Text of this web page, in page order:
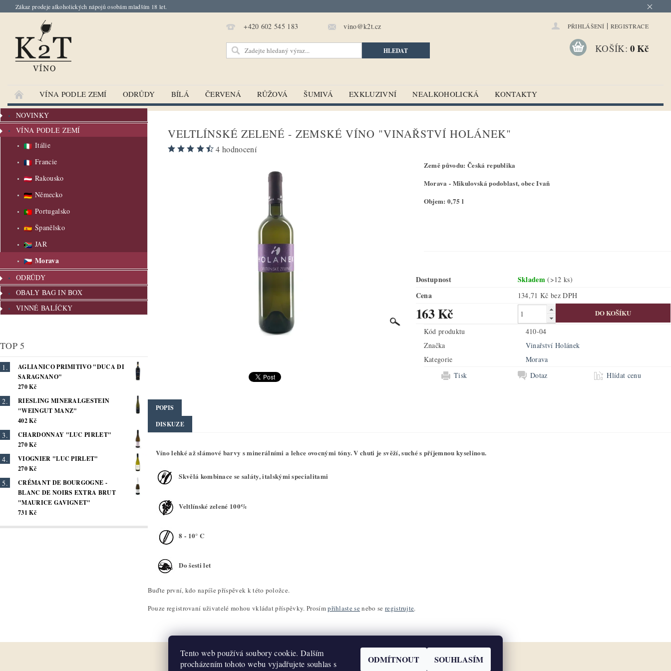
Zákaz prodeje alkoholických nápojů osobám mladším 18 let.
+420 602 545 183 vino@k2t.cz PŘIHLÁŠENÍ | REGISTRACE
KOŠÍK: 0 Kč
VÍNA PODLE ZEMÍ ODRŮDY BÍLÁ ČERVENÁ RŮŽOVÁ ŠUMIVÁ EXKLUZIVNÍ NEALKOHOLICKÁ KONTAKTY
NOVINKY
VÍNA PODLE ZEMÍ
Itálie
Francie
Rakousko
Německo
Portugalsko
Španělsko
JAR
Morava
ODRŮDY
OBALY BAG IN BOX
VINNÉ BALÍČKY
TOP 5
AGLIANICO PRIMITIVO "DUCA DI
SARAGNANO"
270 Kč
RIESLING MINERALGESTEIN
"WEINGUT MANZ"
402 Kč
CHARDONNAY "LUC PIRLET"
270 Kč
VIOGNIER "LUC PIRLET"
270 Kč
CRÉMANT DE BOURGOGNE -
BLANC DE NOIRS EXTRA BRUT
"MAURICE GAVIGNET"
731 Kč
VELTLÍNSKÉ ZELENÉ - ZEMSKÉ VÍNO "VINAŘSTVÍ HOLÁNEK"
4 hodnocení
Země původu: Česká republika
Morava - Mikulovská podoblast, obec Ivaň
Objem: 0,75 l
Dostupnost Skladem(>12 ks)
Cena 134,71 Kč bez DPH
163 Kč
Kód produktu
410-04
Značka
Vinařství Holánek
Kategorie
Morava
Tisk
Dotaz Hlídat cenu
POPIS
DISKUZE
Víno lehké až slámové barvy s minerálními a lehce ovocnými tóny. V chuti je svěží, suché s příjemnou kyselinou.
Skvělá kombinace se saláty, italskými specialitami
Veltlínské zelené 100%
8 - 10° C
Do šesti let
Buďte první, kdo napíše příspěvek k této položce.
Pouze registrovaní uživatelé mohou vkládat příspěvky. Prosímpřihlaste senebo se registrujte.
Tento web používá soubory cookie. Dalším
procházením tohoto webu vyjadřujete souhlas s
ODMÍTNOUT SOUHLASÍM